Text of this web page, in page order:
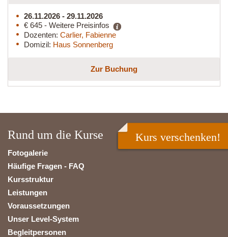
26.11.2026 - 29.11.2026
€ 645 - Weitere Preisinfos
Dozenten: Carlier, Fabienne
Domizil: Haus Sonnenberg
Zur Buchung
Rund um die Kurse
Fotogalerie
Häufige Fragen - FAQ
Kursstruktur
Leistungen
Voraussetzungen
Unser Level-System
Begleitpersonen
Kurs verschenken!